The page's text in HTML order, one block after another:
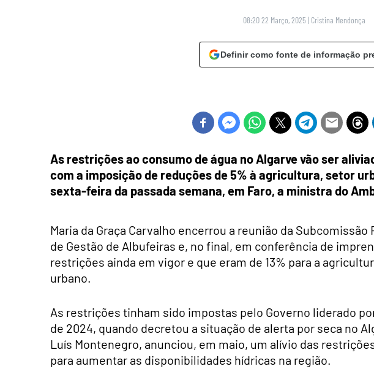
08:20 22 Março, 2025 | Cristina Mendonça
Definir como fonte de informação
As restrições ao consumo de água no Algarve vão ser
com a imposição de reduções de 5% à agricultura, setor
sexta-feira da passada semana, em Faro, a ministra do
Maria da Graça Carvalho encerrou a reunião da Subcomissão
de Gestão de Albufeiras e, no final, em conferência de
restrições ainda em vigor e que eram de 13% para a
urbano.
As restrições tinham sido impostas pelo Governo liderado
de 2024, quando decretou a situação de alerta por seca no
Luís Montenegro, anunciou, em maio, um alívio das
para aumentar as disponibilidades hídricas na região.